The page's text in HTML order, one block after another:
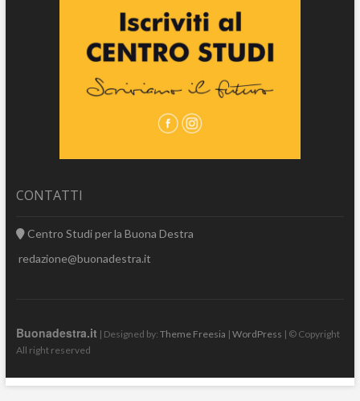
CONTATTI
Centro Studi per la Buona Destra
redazione@buonadestra.it
Buonadestra.it | Designed by: Theme Freesia | WordPress | © Copyright
All right reserved